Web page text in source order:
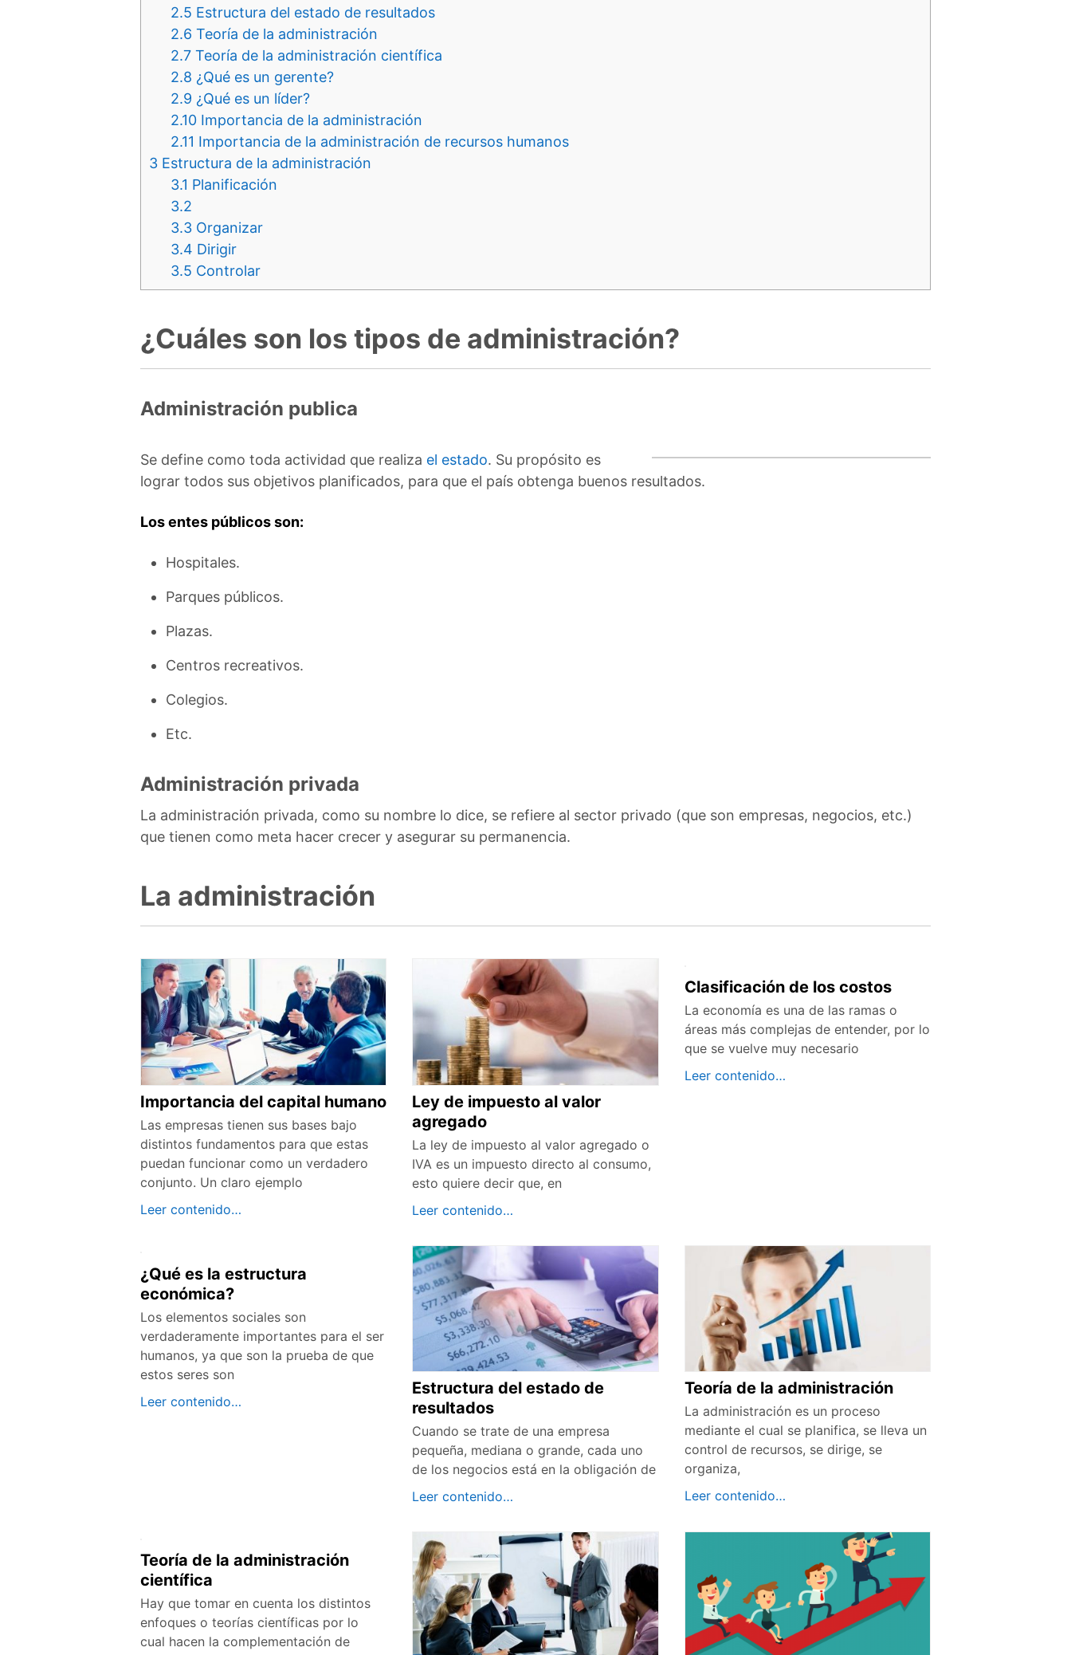
2.5 Estructura del estado de resultados
2.6 Teoría de la administración
2.7 Teoría de la administración científica
2.8 ¿Qué es un gerente?
2.9 ¿Qué es un líder?
2.10 Importancia de la administración
2.11 Importancia de la administración de recursos humanos
3 Estructura de la administración
3.1 Planificación
3.2
3.3 Organizar
3.4 Dirigir
3.5 Controlar
¿Cuáles son los tipos de administración?
Administración publica
Se define como toda actividad que realiza el estado. Su propósito es
lograr todos sus objetivos planificados, para que el país obtenga buenos resultados.
Los entes públicos son:
Hospitales.
Parques públicos.
Plazas.
Centros recreativos.
Colegios.
Etc.
Administración privada
La administración privada, como su nombre lo dice, se refiere al sector privado (que son empresas, negocios, etc.)
que tienen como meta hacer crecer y asegurar su permanencia.
La administración
Importancia del capital humano
Las empresas tienen sus bases bajo
distintos fundamentos para que estas
puedan funcionar como un verdadero
conjunto. Un claro ejemplo
Leer contenido…
Ley de impuesto al valor
agregado
La ley de impuesto al valor agregado o
IVA es un impuesto directo al consumo,
esto quiere decir que, en
Leer contenido…
Clasificación de los costos
La economía es una de las ramas o
áreas más complejas de entender, por lo
que se vuelve muy necesario
Leer contenido…
¿Qué es la estructura
económica?
Los elementos sociales son
verdaderamente importantes para el ser
humanos, ya que son la prueba de que
estos seres son
Leer contenido…
Estructura del estado de
resultados
Cuando se trate de una empresa
pequeña, mediana o grande, cada uno
de los negocios está en la obligación de
Leer contenido…
Teoría de la administración
La administración es un proceso
mediante el cual se planifica, se lleva un
control de recursos, se dirige, se
organiza,
Leer contenido…
Teoría de la administración
científica
Hay que tomar en cuenta los distintos
enfoques o teorías científicas por lo
cual hacen la complementación de